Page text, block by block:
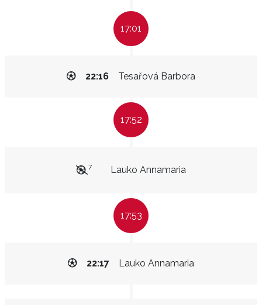
17:01
Tesařová Barbora
22:16
17:52
Lauko Annamaria
7
17:53
Lauko Annamaria
22:17